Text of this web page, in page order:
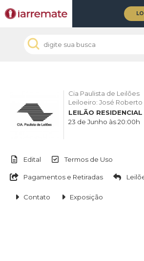
Cia Paulista de Leilões
Leiloeiro: José
LEILÃO RESIDENCIAL
23 de Junho às 20:00h
Edital Termos de Uso
Pagamentos e Retiradas
Contato Exposição